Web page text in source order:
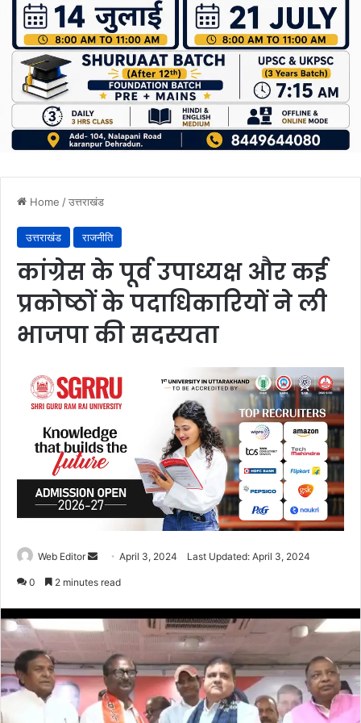
Home /उत्तराखंड
उत्तराखंड राजनीति
कांग्रेस के पूर्व उपाध्यक्ष और कई
प्रकोष्ठों के पदाधिकारियों ने ली
भाजपा की सदस्यता
Web Editor
a
e
m
a
April 3, 2024 Last Updated: April 3, 2024
0 2 minutes read